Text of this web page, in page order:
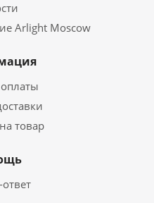
Arlight Moscow
товар